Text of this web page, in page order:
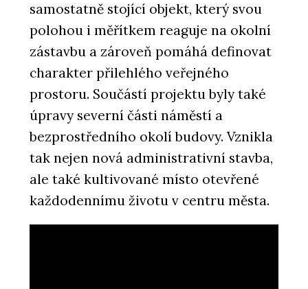
samostatně stojící objekt, který svou
polohou i měřítkem reaguje na okolní
zástavbu a zároveň pomáhá definovat
charakter přilehlého veřejného
prostoru. Součástí projektu byly také
úpravy severní části náměstí a
bezprostředního okolí budovy. Vznikla
tak nejen nová administrativní stavba,
ale také kultivované místo otevřené
každodennímu životu v centru města.